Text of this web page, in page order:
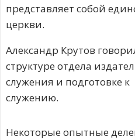
представляет собой
церкви.
Александр Крутов
структуре отдела
служения и подготовке к
служению.
Некоторые опытные